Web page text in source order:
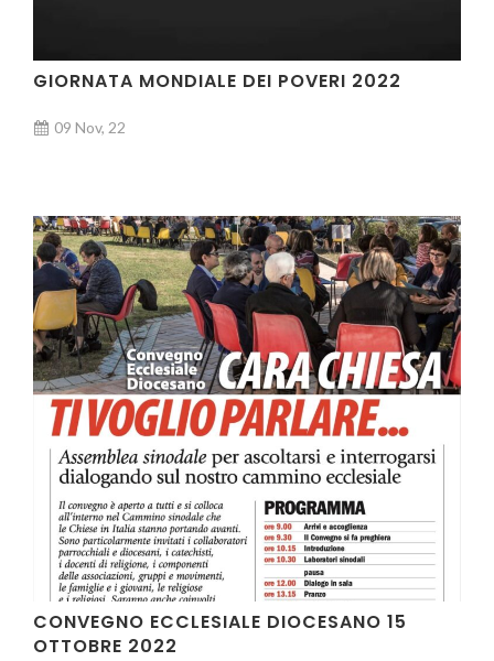
AUDIO E VIDEO, VIDEO
GIORNATA MONDIALE DEI POVERI 2022
09 Nov, 22
CONVEGNO ECCLESIALE DIOCESANO 15
OTTOBRE 2022